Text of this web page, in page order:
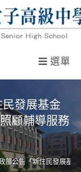
選單
發展基金
顧輔導服務
部公告「新住民發展基